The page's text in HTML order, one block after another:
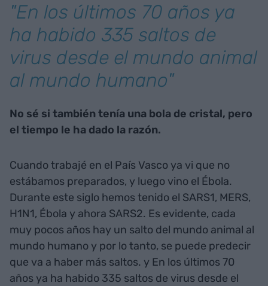
"En los últimos 70 años ya
ha habido 335 saltos de
virus desde el mundo animal
al mundo humano"
No sé si también tenía una bola de cristal, pero
el tiempo le ha dado la razón.
Cuando trabajé en el País Vasco ya vi que no
estábamos preparados, y luego vino el Ébola.
Durante este siglo hemos tenido el SARS1, MERS,
H1N1, Ébola y ahora SARS2. Es evidente, cada
muy pocos años hay un salto del mundo animal al
mundo humano y por lo tanto, se puede predecir
que va a haber más saltos. y En los últimos 70
años ya ha habido 335 saltos de virus desde el